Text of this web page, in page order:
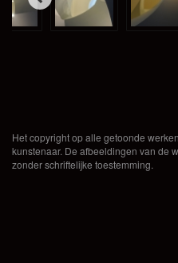
Het copyright op alle getoonde
kunstenaar. De afbeeldingen van de
zonder schriftelijke toestemming.